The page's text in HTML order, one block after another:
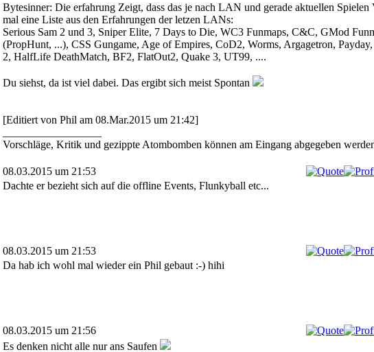
Bytesinner: Die erfahrung Zeigt, dass das je nach LAN und gerade aktuellen Spielen
mal eine Liste aus den Erfahrungen der letzen LANs:
Serious Sam 2 und 3, Sniper Elite, 7 Days to Die, WC3 Funmaps, C&C, GMod
(PropHunt, ...), CSS Gungame, Age of Empires, CoD2, Worms, Argagetron, Payday,
2, HalfLife DeathMatch, BF2, FlatOut2, Quake 3, UT99, ....
Du siehst, da ist viel dabei. Das ergibt sich meist Spontan
[Editiert von Phil am 08.Mar.2015 um 21:42]
Vorschläge, Kritik und gezippte Atombomben können am Eingang abgegeben
08.03.2015 um 21:53
Dachte er bezieht sich auf die offline Events, Flunkyball etc...
08.03.2015 um 21:53
Da hab ich wohl mal wieder ein Phil gebaut :-) hihi
08.03.2015 um 21:56
Es denken nicht alle nur ans Saufen